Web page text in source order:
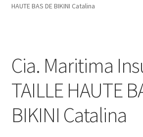
Marques
Luxury Lingerie
Femme
HAUTE BAS DE BIKINI Catalina
Cia. Maritima
TAILLE HAUTE
BIKINI Catalina